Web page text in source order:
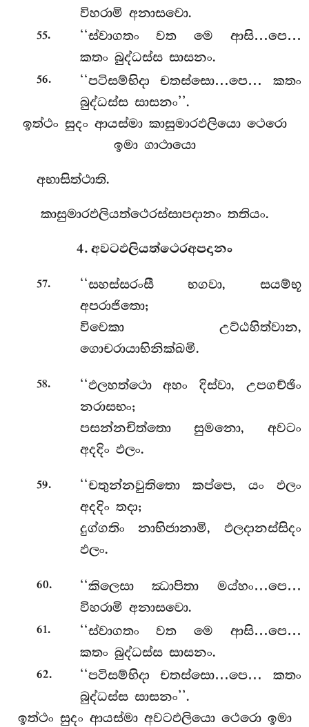
විහරාමි අනාසවො.
55.
‘‘ස්වාගතං වත මෙ ආසි…පෙ…
කතං බුද්ධස්ස සාසනං.
56.
‘‘පටිසම්භිදා චතස්සො…පෙ… කතං
බුද්ධස්ස සාසනං’’.
ඉත්ථං සුදං ආයස්මා කාසුමාරඵලියො ථෙරො
ඉමා ගාථායො
අභාසිත්ථාති.
කාසුමාරඵලියත්ථෙරස්සාපදානං තතියං.
4. අවටඵලියත්ථෙරඅපදානං
57.
‘‘සහස්සරංසී භගවා, සයම්භූ
අපරාජිතො;
විවෙකා උට්ඨහිත්වාන,
ගොචරායාභිනික්ඛමි.
58. ‘‘ඵලහත්ථොඅහං දිස්වා, උපගච්ඡිං
නරාසභං;
පසන්නචිත්තො සුමනො, අවටං
අදදිං ඵලං.
59. ‘‘චතුන්නවුතිතො කප්පෙ, යං ඵලං
අදදිං තදා;
දුග්ගතිං නාභිජානාමි, ඵලදානස්සිදං
ඵලං.
60.
‘‘කිලෙසා ඣාපිතා මය්හං…පෙ…
විහරාමි අනාසවො.
61.
‘‘ස්වාගතං වත මෙ ආසි…පෙ…
කතං බුද්ධස්ස සාසනං.
62. ‘‘පටිසම්භිදාචතස්සො…පෙ… කතං
බුද්ධස්ස සාසනං’’.
ඉත්ථං සුදං ආයස්මා අවටඵලියො ථෙරො ඉමා